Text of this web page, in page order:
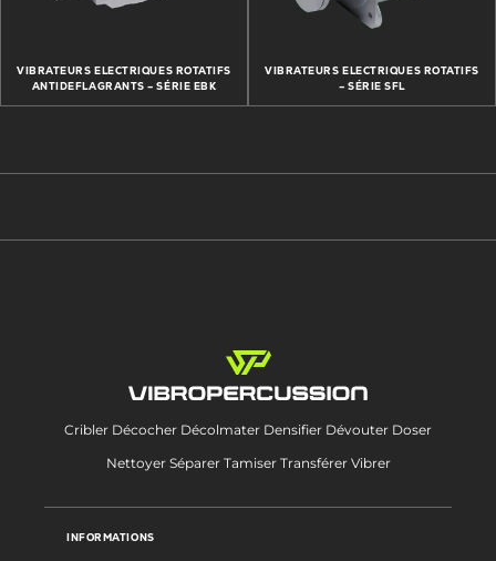
VIBRATEURS ELECTRIQUES ROTATIFS
ANTIDEFLAGRANTS – SÉRIE EBK
VIBRATEURS ELECTRIQUES ROTATIFS
– SÉRIE SFL
Cribler Décocher Décolmater Densifier Dévouter Doser
Nettoyer Séparer Tamiser Transférer Vibrer
INFORMATIONS